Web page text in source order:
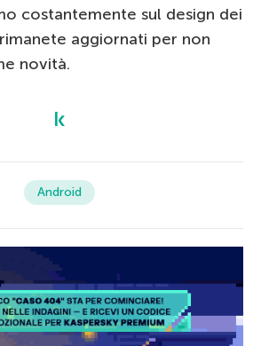
costantemente sul design dei
aggiornati per non
novità.
Android